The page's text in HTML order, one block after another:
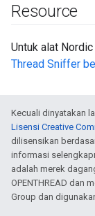
Resource
Untuk alat
Thread Sniffer
Kecuali dinyatakan
Lisensi Creative
dilisensikan
informasi
adalah merek
OPENTHREAD dan
Group dan